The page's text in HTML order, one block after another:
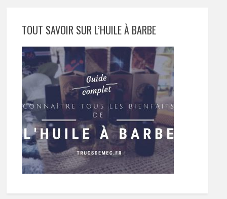
TOUT SAVOIR SUR L’HUILE À BARBE